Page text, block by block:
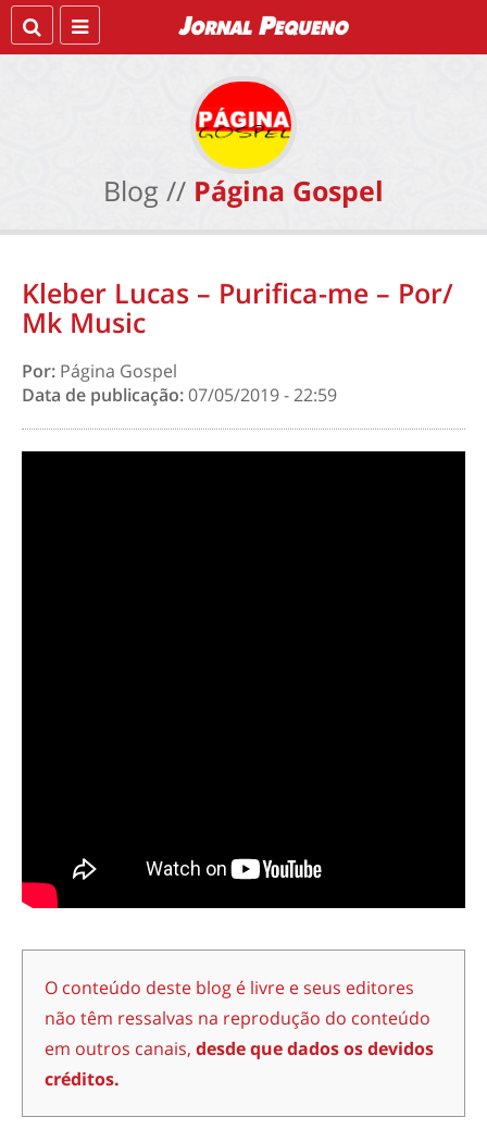
Blog // Página Gospel
Kleber Lucas – Purifica-me – Por/
Mk Music
Por: Página Gospel
Data de publicação:07/05/2019 - 22:59
O conteúdo deste blog é livre e seus editores
não têm ressalvas na reprodução do conteúdo
em outros canais, desde que dados os devidos
créditos.